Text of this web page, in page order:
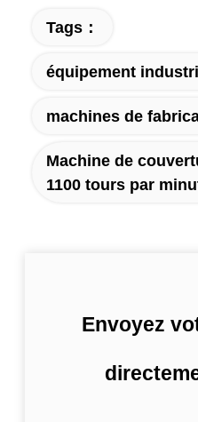
Tags：
équipement
machines de
Machine de
1100 tours par
Envoyez